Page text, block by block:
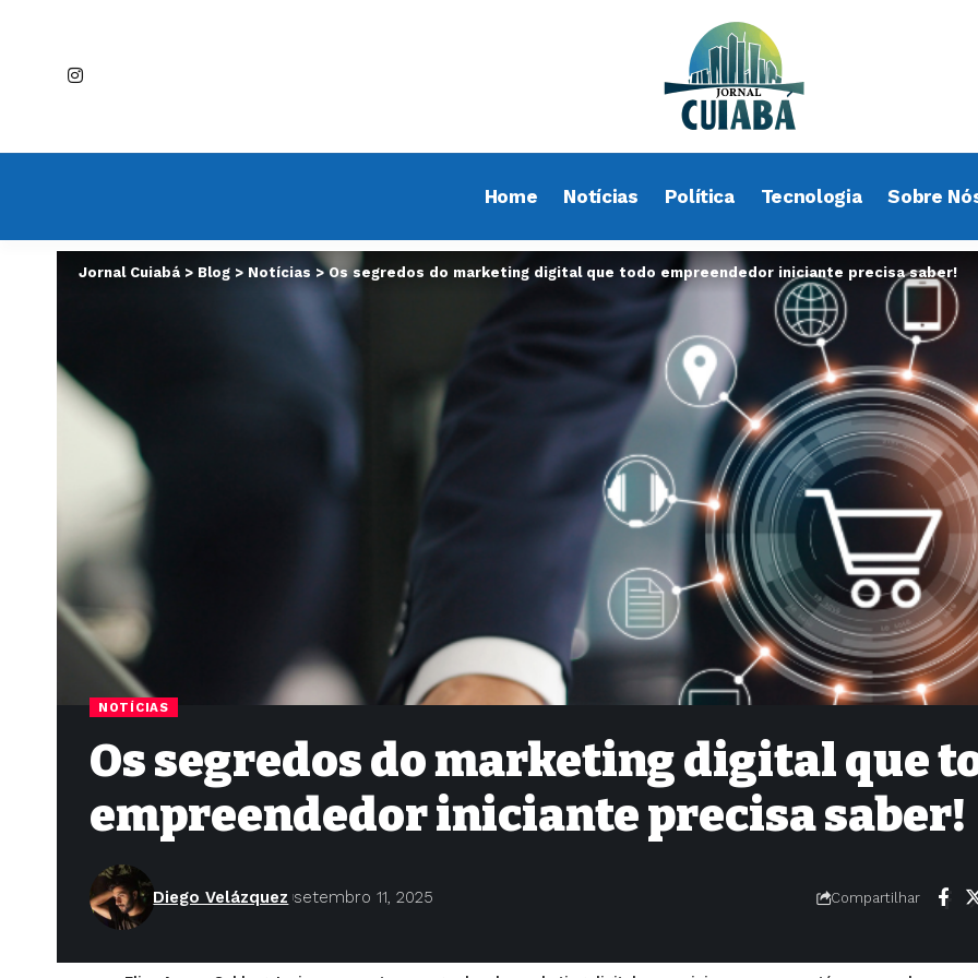
Home Notícias Política Tecnologia Sobre
Jornal Cuiabá > Blog > Notícias >Os segredos do marketing digital que todo empreendedor iniciante precisa saber!
NOTÍCIAS
Os segredos do marketing digital que
empreendedor iniciante precisa saber!
Diego Velázquez setembro 11, 2025 Compartilhar